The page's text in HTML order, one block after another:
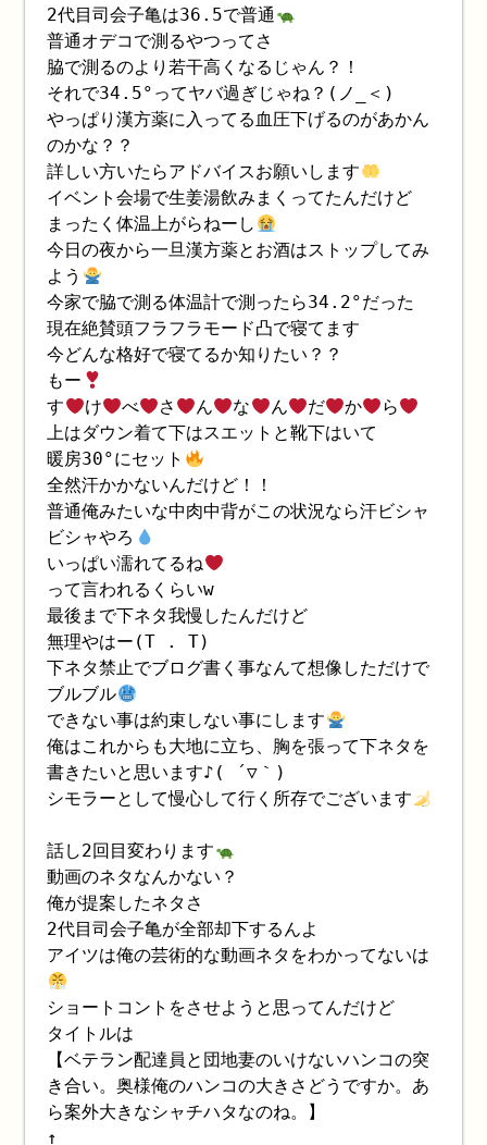
2代目司会子亀は36.5で普通
普通オデコで測るやつってさ
脇で測るのより若干高くなるじゃん？！
それで34.5°ってヤバ過ぎじゃね？(ノ_＜)
やっぱり漢方薬に入ってる血圧下げるのがあかん
のかな？？
詳しい方いたらアドバイスお願いします
イベント会場で生姜湯飲みまくってたんだけど
まったく体温上がらねーし
今日の夜から一旦漢方薬とお酒はストップしてみ
よう
今家で脇で測る体温計で測ったら34.2°だった
現在絶賛頭フラフラモード凸で寝てます
今どんな格好で寝てるか知りたい？？
もー
す
け べ さ ん な ん だ か
ら
上はダウン着て下はスエットと靴下はいて
暖房30°にセット
全然汗かかないんだけど！！
普通俺みたいな中肉中背がこの状況なら汗ビシャ
ビシャやろ
いっぱい濡れてるね
って言われるくらいw
最後まで下ネタ我慢したんだけど
無理やはー(T . T)
下ネタ禁止でブログ書く事なんて想像しただけで
ブルブル
できない事は約束しない事にします
俺はこれからも大地に立ち、胸を張って下ネタを
書きたいと思います♪( ´▽｀)
シモラーとして慢心して行く所存でございます
話し2回目変わります
動画のネタなんかない？
俺が提案したネタさ
2代目司会子亀が全部却下するんよ
アイツは俺の芸術的な動画ネタをわかってないは
ショートコントをさせようと思ってんだけど
タイトルは
【ベテラン配達員と団地妻のいけないハンコの突
き合い。奥様俺のハンコの大きさどうですか。あ
ら案外大きなシャチハタなのね。】
↑